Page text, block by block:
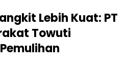
Lebih Kuat: PT
Towuti